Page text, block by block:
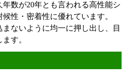
数が20年とも言われる高性能シ
性・密着性に優れています。
ないように均一に押し出し、目
す。